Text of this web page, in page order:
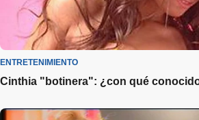
ENTRETENIMIENTO
Cinthia "botinera": ¿con qué